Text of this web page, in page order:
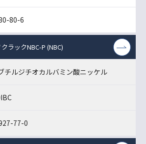
80-6
クラックNBC-P (NBC)
チルジチオカルバミン酸ニッケル
77-0